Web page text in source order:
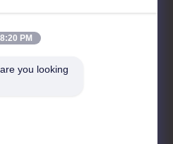
8:20 PM
you looking